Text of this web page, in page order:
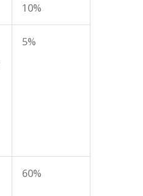
10%
5%
60%